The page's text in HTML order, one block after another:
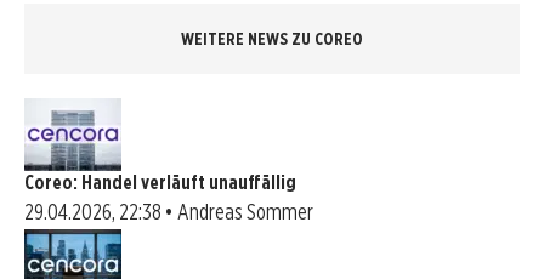
WEITERE NEWS ZU COREO
Coreo: Handel verläuft unauffällig
29.04.2026, 22:38 • Andreas Sommer